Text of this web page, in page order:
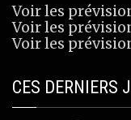
Voir les
Voir les
Voir les
CES DERNIERS